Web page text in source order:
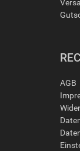
AGB